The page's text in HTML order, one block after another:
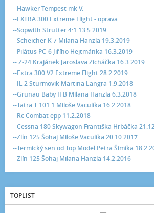
--Hawker Tempest mk V.
--EXTRA 300 Extreme Flight - oprava
--Sopwith Strutter 4:1 13.5.2019
--Scheicher K 7 Milana Hanzla 19.3.2019
--Pilátus PC-6 Jiřího Hejtmánka 16.3.2019
-- Z-24 Krajánek Jaroslava Zicháčka 16.3.2019
--Extra 300 V2 Extreme Flight 28.2.2019
--IL 2 Sturmovik Martina Langra 1.9.2018
--Grunau Baby II B Milana Hanzla 6.3.2018
--Tatra T 101.1 Miloše Vaculíka 16.2.2018
--Rc Combat epp 11.2.2018
--Cessna 180 Skywagon Františka Hrbáčka
--Zlín 125 Šohaj Miloše Vaculíka 20.10.2017
--Termický sen od Top Model Petra Šimíka
--Zlín 125 Šohaj Milana Hanzla 14.2.2016
TOPLIST